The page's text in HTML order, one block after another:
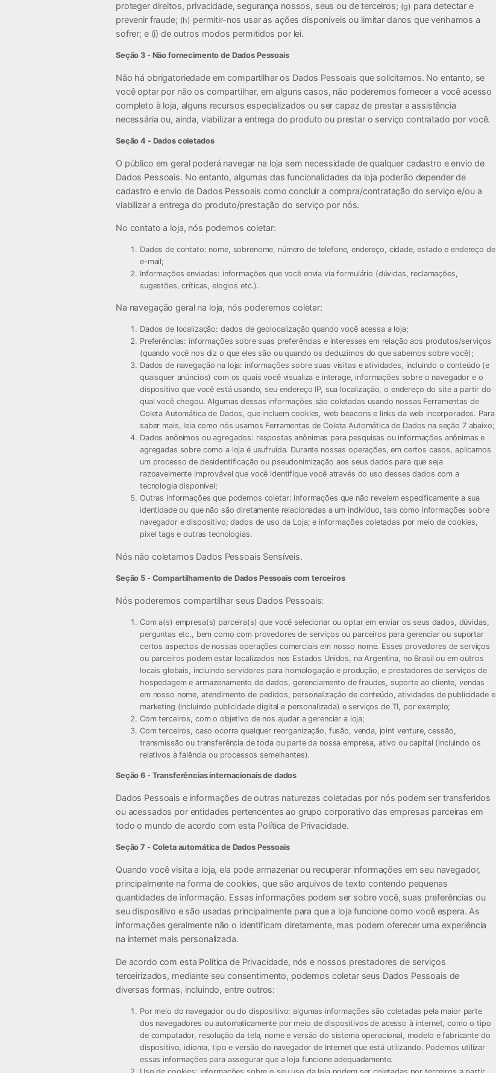
proteger direitos, privacidade, segurança nossos, seus ou de terceiros; (g) para detectar e
prevenir fraude; (h) permitir-nos usar as ações disponíveis ou limitar danos que venhamos a
sofrer; e (i) de outros modos permitidos por lei.
Seção 3 - Não fornecimento de Dados Pessoais
Não há obrigatoriedade em compartilhar os Dados Pessoais que solicitamos. No entanto, se
você optar por não os compartilhar, em alguns casos, não poderemos fornecer a você acesso
completo à loja, alguns recursos especializados ou ser capaz de prestar a assistência
necessária ou, ainda, viabilizar a entrega do produto ou prestar o serviço contratado por você.
Seção 4 - Dados coletados
O público em geral poderá navegar na loja sem necessidade de qualquer cadastro e envio de
Dados Pessoais. No entanto, algumas das funcionalidades da loja poderão depender de
cadastro e envio de Dados Pessoais como concluir a compra/contratação do serviço e/ou a
viabilizar a entrega do produto/prestação do serviço por nós.
No contato a loja, nós podemos coletar:
Dados de contato: nome, sobrenome, número de telefone, endereço, cidade, estado e endereço de
e-mail;
Informações enviadas: informações que você envia via formulário (dúvidas, reclamações,
sugestões, críticas, elogios etc.).
Na navegação geral na loja, nós poderemos coletar:
Dados de localização: dados de geolocalização quando você acessa a loja;
Preferências: informações sobre suas preferências e interesses em relação aos produtos/serviços
(quando você nos diz o que eles são ou quando os deduzimos do que sabemos sobre você);
Dados de navegação na loja: informações sobre suas visitas e atividades, incluindo o conteúdo (e
quaisquer anúncios) com os quais você visualiza e interage, informações sobre o navegador e o
dispositivo que você está usando, seu endereço IP, sua localização, o endereço do site a partir do
qual você chegou. Algumas dessas informações são coletadas usando nossas Ferramentas de
Coleta Automática de Dados, que incluem cookies, web beacons e links da web incorporados. Para
saber mais, leia como nós usamos Ferramentas de Coleta Automática de Dados na seção 7 abaixo;
Dados anônimos ou agregados: respostas anônimas para pesquisas ou informações anônimas e
agregadas sobre como a loja é usufruída. Durante nossas operações, em certos casos, aplicamos
um processo de desidentificação ou pseudonimização aos seus dados para que seja
razoavelmente improvável que você identifique você através do uso desses dados com a
tecnologia disponível;
Outras informações que podemos coletar: informações que não revelem especificamente a sua
identidade ou que não são diretamente relacionadas a um indivíduo, tais como informações sobre
navegador e dispositivo; dados de uso da Loja; e informações coletadas por meio de cookies,
pixel tags e outras tecnologias.
Nós não coletamos Dados Pessoais Sensíveis.
Seção 5 - Compartilhamento de Dados Pessoais com terceiros
Nós poderemos compartilhar seus Dados Pessoais:
Com a(s) empresa(s) parceira(s) que você selecionar ou optar em enviar os seus dados, dúvidas,
perguntas etc., bem como com provedores de serviços ou parceiros para gerenciar ou suportar
certos aspectos de nossas operações comerciais em nosso nome. Esses provedores de serviços
ou parceiros podem estar localizados nos Estados Unidos, na Argentina, no Brasil ou em outros
locais globais, incluindo servidores para homologação e produção, e prestadores de serviços de
hospedagem e armazenamento de dados, gerenciamento de fraudes, suporte ao cliente, vendas
em nosso nome, atendimento de pedidos, personalização de conteúdo, atividades de publicidade e
marketing (incluindo publicidade digital e personalizada) e serviços de TI, por exemplo;
Com terceiros, com o objetivo de nos ajudar a gerenciar a loja;
Com terceiros, caso ocorra qualquer reorganização, fusão, venda, joint venture, cessão,
transmissão ou transferência de toda ou parte da nossa empresa, ativo ou capital (incluindo os
relativos à falência ou processos semelhantes).
Seção 6 - Transferências internacionais de dados
Dados Pessoais e informações de outras naturezas coletadas por nós podem ser transferidos
ou acessados por entidades pertencentes ao grupo corporativo das empresas parceiras em
todo o mundo de acordo com esta Política de Privacidade.
Seção 7 - Coleta automática de Dados Pessoais
Quando você visita a loja, ela pode armazenar ou recuperar informações em seu navegador,
principalmente na forma de cookies, que são arquivos de texto contendo pequenas
quantidades de informação. Essas informações podem ser sobre você, suas preferências ou
seu dispositivo e são usadas principalmente para que a loja funcione como você espera. As
informações geralmente não o identificam diretamente, mas podem oferecer uma experiência
na internet mais personalizada.
De acordo com esta Política de Privacidade, nós e nossos prestadores de serviços
terceirizados, mediante seu consentimento, podemos coletar seus Dados Pessoais de
diversas formas, incluindo, entre outros:
Por meio do navegador ou do dispositivo: algumas informações são coletadas pela maior parte
dos navegadores ou automaticamente por meio de dispositivos de acesso à internet, como o tipo
de computador, resolução da tela, nome e versão do sistema operacional, modelo e fabricante do
dispositivo, idioma, tipo e versão do navegador de Internet que está utilizando. Podemos utilizar
essas informações para assegurar que a loja funcione adequadamente.